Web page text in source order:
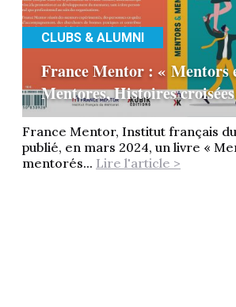
CLUBS & ALUMNI
France Mentor : « Mentors
Mentores, Histoires
France Mentor, Institut français
publié, en mars 2024, un livre «
mentorés... Lire l'article >